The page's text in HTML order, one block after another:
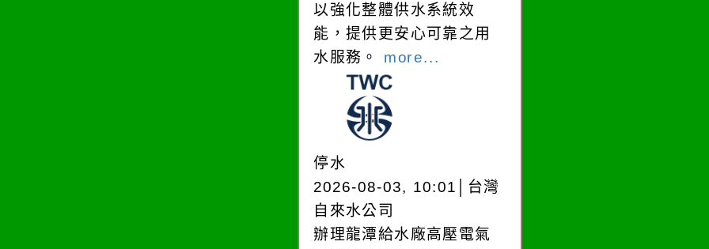
以強化整體供水系統效
能，提供更安心可靠之用
水服務。 more...
停水
2026-08-03, 10:01│台灣
自來水公司
辦理龍潭給水廠高壓電氣